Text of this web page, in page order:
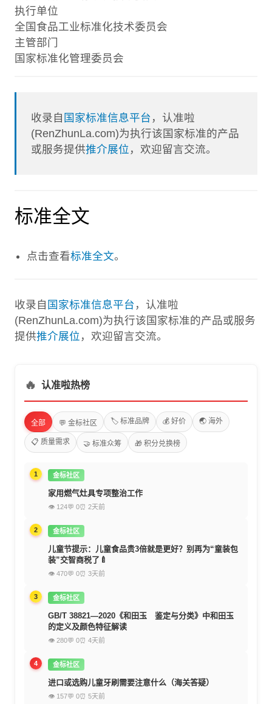
执行单位
全国食品工业标准化技术委员会
主管部门
国家标准化管理委员会
收录自 国家标准信息平台 ，认准啦
(RenZhunLa.com)为执行该国家标准的产品
或服务提供推介展位 ，欢迎留言交流。
标准全文
点击查看标准全文。
收录自 国家标准信息平台 ，认准啦
(RenZhunLa.com)为执行该国家标准的产品或服务
提供推介展位 ，欢迎留言交流。
🔥 认准啦热榜
全部 💬 金标社区 🏷️ 标准品牌 💰 好价 🌏 海外
📋 质量需求 🤝 标准众筹 🎁 积分兑换榜
1 金标社区
家用燃气灶具专项整治工作
👁 124💬 0⏰ 2天前
2 金标社区
儿童节提示：儿童食品贵3倍就是更好？别再为“童装包
装”交智商税了🍼
👁 470💬 0⏰ 3天前
3 金标社区
GB/T 38821—2020《和田玉 鉴定与分类》中和田玉
的定义及颜色特征解读
👁 280💬 0⏰ 4天前
4 金标社区
进口或选购儿童牙刷需要注意什么（海关答疑）
👁 157💬 0⏰ 5天前